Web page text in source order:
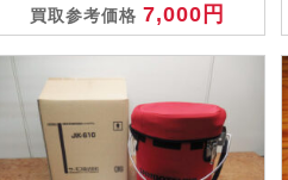
買取参考価格7,000円